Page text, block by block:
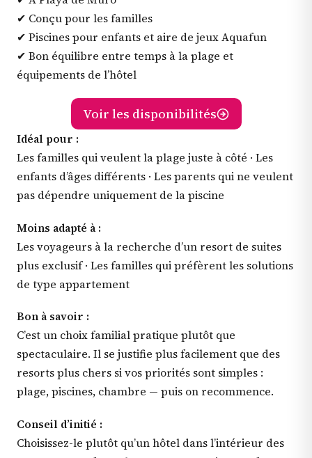
✔ Conçu pour les familles
✔ Piscines pour enfants et aire de jeux Aquafun
✔ Bon équilibre entre temps à la plage et
équipements de l’hôtel
Voir les disponibilités
Idéal pour :
Les familles qui veulent la plage juste à côté · Les
enfants d’âges différents · Les parents qui ne veulent
pas dépendre uniquement de la piscine
Moins adapté à :
Les voyageurs à la recherche d’un resort de suites
plus exclusif · Les familles qui préfèrent les solutions
de type appartement
Bon à savoir :
C’est un choix familial pratique plutôt que
spectaculaire. Il se justifie plus facilement que des
resorts plus chers si vos priorités sont simples :
plage, piscines, chambre — puis on recommence.
Conseil d’initié :
Choisissez-le plutôt qu’un hôtel dans l’intérieur des